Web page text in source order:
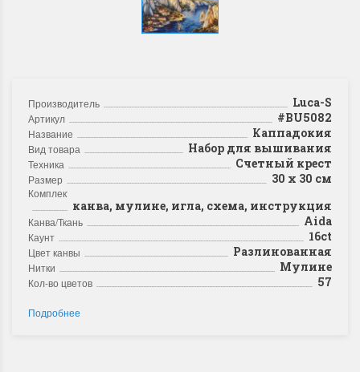
Производитель Luca-S
Артикул #BU5082
Название Каппадокия
Вид товара Набор для вышивания
Техника Счетный крест
Размер 30 х 30 см
Комплектация
канва, мулине, игла, схема, инструкция
Канва/Ткань Aida
Каунт 16ct
Цвет канвы Разлинованная
Нитки Мулине
Кол-во цветов 57
Подробнее